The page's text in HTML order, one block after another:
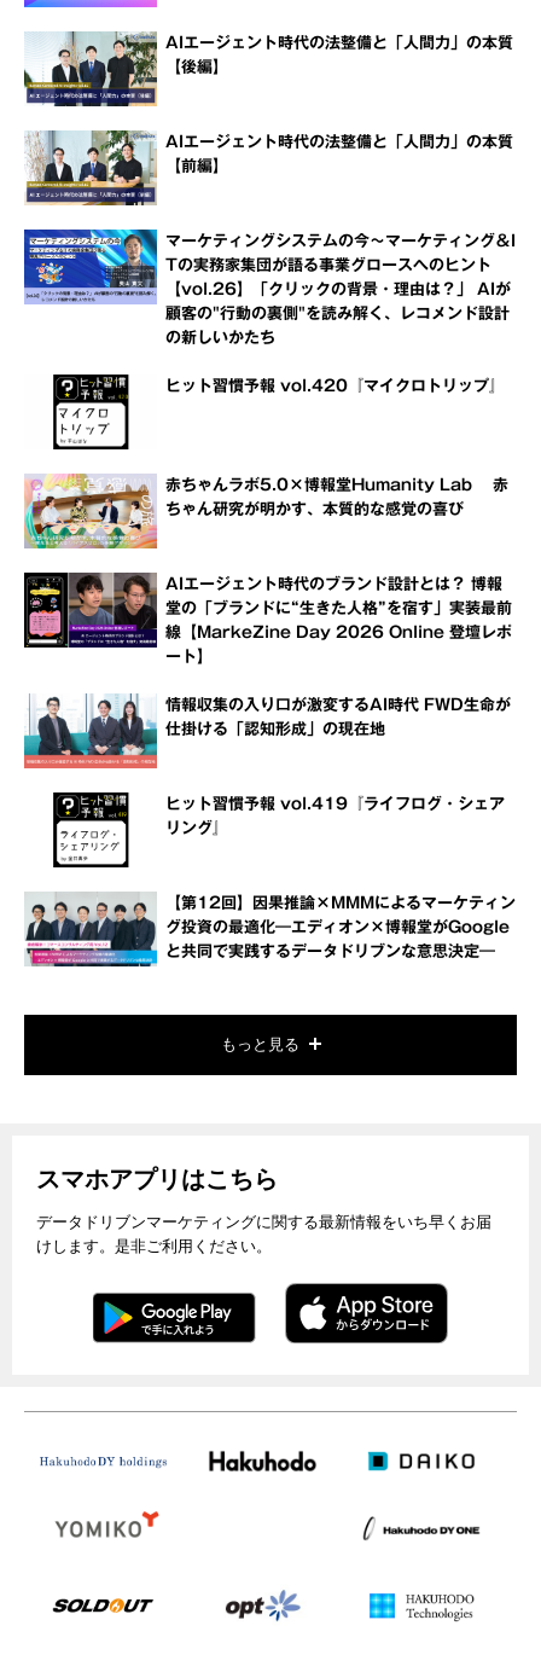
AIエージェント時代の法整備と「人間力」の本質
【後編】
AIエージェント時代の法整備と「人間力」の本質
【前編】
マーケティングシステムの今～マーケティング＆I
Tの実務家集団が語る事業グロースへのヒント
【vol.26】「クリックの背景・理由は？」 AIが
顧客の"行動の裏側"を読み解く、レコメンド設計
の新しいかたち
ヒット習慣予報 vol.420『マイクロトリップ』
赤ちゃんラボ5.0×博報堂Humanity Lab 赤
ちゃん研究が明かす、本質的な感覚の喜び
AIエージェント時代のブランド設計とは？ 博報
堂の「ブランドに“生きた人格”を宿す」実装最前
線【MarkeZine Day 2026 Online 登壇レポ
ート】
情報収集の入り口が激変するAI時代 FWD生命が
仕掛ける「認知形成」の現在地
ヒット習慣予報 vol.419『ライフログ・シェア
リング』
【第12回】因果推論×MMMによるマーケティン
グ投資の最適化―エディオン×博報堂がGoogle
と共同で実践するデータドリブンな意思決定―
もっと見る
スマホアプリはこちら
データドリブンマーケティングに関する最新情報をいち早くお届
けします。是非ご利用ください。